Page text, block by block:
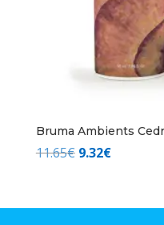
Bruma Ambients
11.65€ El
9.32€El